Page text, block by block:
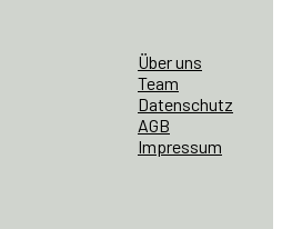
Über uns
Team
Datenschutz
AGB
Impressum